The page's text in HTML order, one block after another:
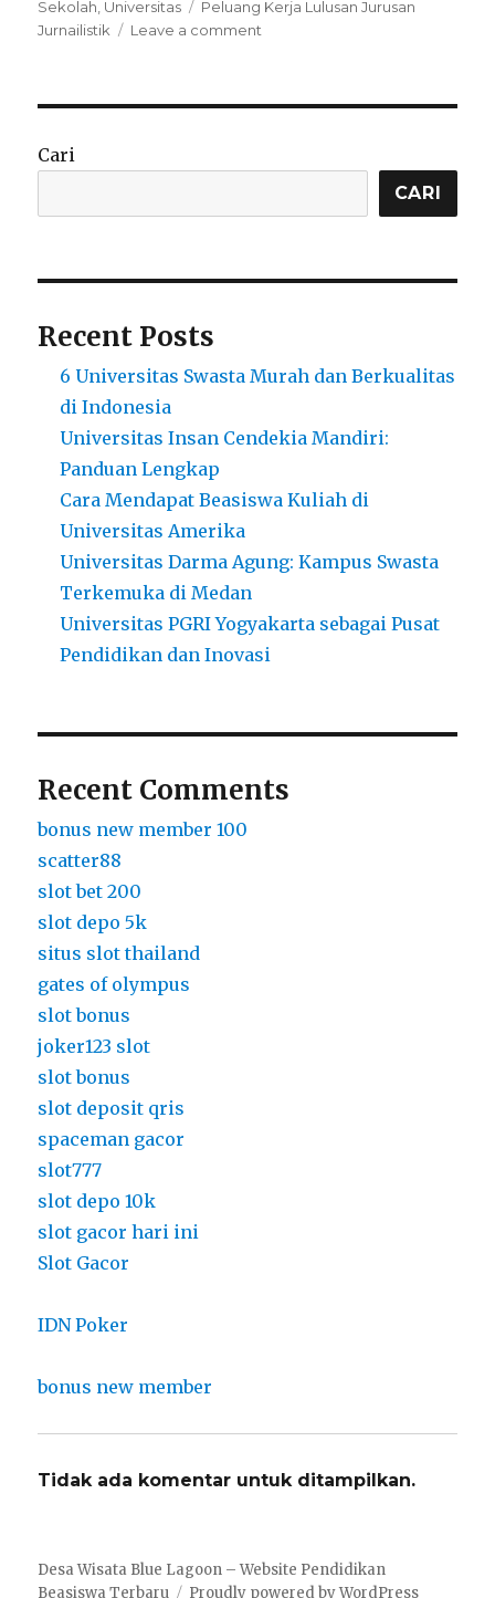
on
Sekolah Universitas Tags
Peluang Kerja Lulusan Jurusan
Jurnailistik
Leave a comment
dan
Kuliahnya
Cari
CARI
Recent Posts
6 Universitas Swasta Murah dan Berkualitas
di Indonesia
Universitas Insan Cendekia Mandiri:
Panduan Lengkap
Cara Mendapat Beasiswa Kuliah di
Universitas Amerika
Universitas Darma Agung: Kampus Swasta
Terkemuka di Medan
Universitas PGRI Yogyakarta sebagai Pusat
Pendidikan dan Inovasi
Recent Comments
bonus new member 100
scatter88
slot bet 200
slot depo 5k
situs slot thailand
gates of olympus
slot bonus
joker123 slot
slot bonus
slot deposit qris
spaceman gacor
slot777
slot depo 10k
slot gacor hari ini
Slot Gacor
IDN Poker
bonus new member
Tidak ada komentar untuk ditampilkan.
Desa Wisata Blue Lagoon – Website Pendidikan
Beasiswa Terbaru
Proudly powered by WordPress